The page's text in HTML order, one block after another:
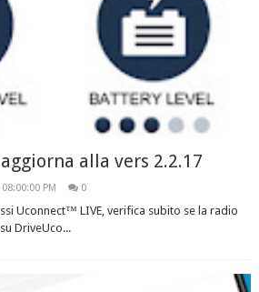
alla vers 2.2.17
PM 0
Uconnect™ LIVE, verifica subito se la radio
DriveUco...